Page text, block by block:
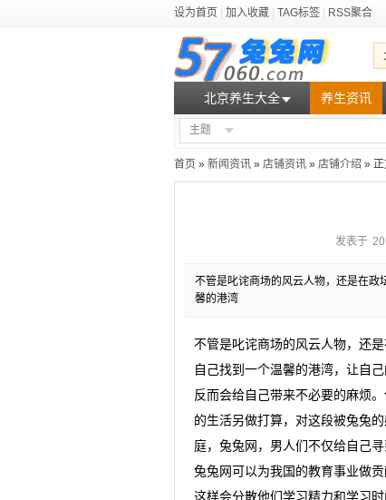
设为首页 加入收藏 TAG标签 RSS聚合
北京养生大全 养生资讯
主题
首页 » 新闻资讯 » 店铺资讯 » 店铺介绍 »
发表于
不管是叱诧商场的风云人物，还是在政
馨的港湾
不管是叱诧商场的风云人物，还
自己找到一个温馨的港湾，让自
反而会给自己带来不必要的麻烦
的生活另做打算，对这段被兔兔
庭，兔兔网，男人们不仅给自己
兔兔网可以为我国的教育事业做
这样会分散他们学习精力和学习